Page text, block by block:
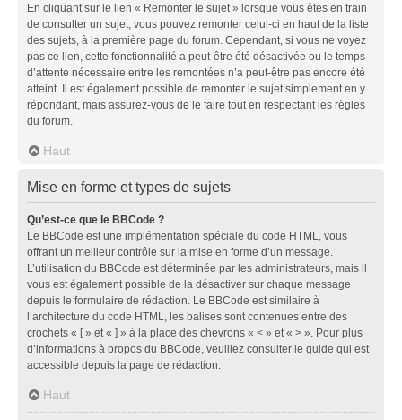
En cliquant sur le lien « Remonter le sujet » lorsque vous êtes en train
de consulter un sujet, vous pouvez remonter celui-ci en haut de la liste
des sujets, à la première page du forum. Cependant, si vous ne voyez
pas ce lien, cette fonctionnalité a peut-être été désactivée ou le temps
d’attente nécessaire entre les remontées n’a peut-être pas encore été
atteint. Il est également possible de remonter le sujet simplement en y
répondant, mais assurez-vous de le faire tout en respectant les règles
du forum.
Haut
Mise en forme et types de sujets
Qu’est-ce que le BBCode ?
Le BBCode est une implémentation spéciale du code HTML, vous
offrant un meilleur contrôle sur la mise en forme d’un message.
L’utilisation du BBCode est déterminée par les administrateurs, mais il
vous est également possible de la désactiver sur chaque message
depuis le formulaire de rédaction. Le BBCode est similaire à
l’architecture du code HTML, les balises sont contenues entre des
crochets « [ » et « ] » à la place des chevrons « < » et « > ». Pour plus
d’informations à propos du BBCode, veuillez consulter le guide qui est
accessible depuis la page de rédaction.
Haut